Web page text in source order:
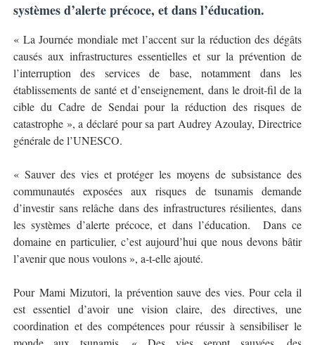
systèmes d’alerte précoce, et dans l’éducation.
« La Journée mondiale met l’accent sur la réduction des dégâts
causés aux infrastructures essentielles et sur la prévention de
l’interruption des services de base, notamment dans les
établissements de santé et d’enseignement, dans le droit-fil de la
cible du Cadre de Sendai pour la réduction des risques de
catastrophe », a déclaré pour sa part Audrey Azoulay, Directrice
générale de l’UNESCO.
« Sauver des vies et protéger les moyens de subsistance des
communautés exposées aux risques de tsunamis demande
d’investir sans relâche dans des infrastructures résilientes, dans
les systèmes d’alerte précoce, et dans l’éducation. Dans ce
domaine en particulier, c’est aujourd’hui que nous devons bâtir
l’avenir que nous voulons », a-t-elle ajouté.
Pour Mami Mizutori, la prévention sauve des vies. Pour cela il
est essentiel d’avoir une vision claire, des directives, une
coordination et des compétences pour réussir à sensibiliser le